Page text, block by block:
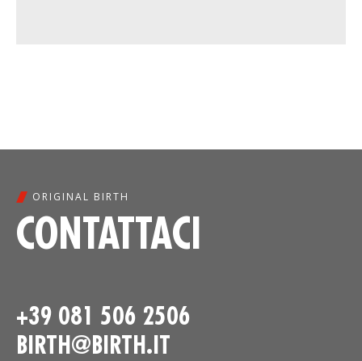
ORIGINAL BIRTH
CONTATTACI
+39 081 506 2506
BIRTH@BIRTH.IT